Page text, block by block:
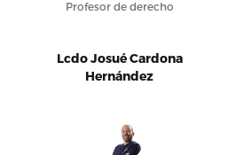
Profesor de derecho
Lcdo Josué Cardona
Hernández